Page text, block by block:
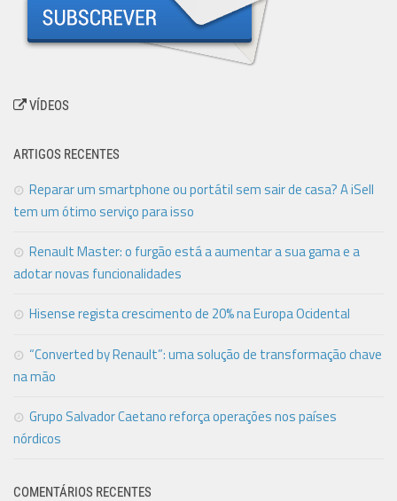
VÍDEOS
ARTIGOS RECENTES
Reparar um smartphone ou portátil sem sair de casa? A iSell
tem um ótimo serviço para isso
Renault Master: o furgão está a aumentar a sua gama e a
adotar novas funcionalidades
Hisense regista crescimento de 20% na Europa Ocidental
“Converted by Renault”: uma solução de transformação chave
na mão
Grupo Salvador Caetano reforça operações nos países
nórdicos
COMENTÁRIOS RECENTES